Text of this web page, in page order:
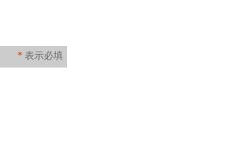
* 表示必填